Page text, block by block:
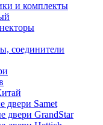
и комплекты
соединители
двери Samet
двери GrandStar